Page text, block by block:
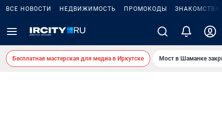
ВСЕ НОВОСТИ НЕДВИЖИМОСТЬ ПРОМОКОДЫ ЗНАКОМСТВА
Бесплатная мастерская для медиа в Иркутске Мост в Шаманке